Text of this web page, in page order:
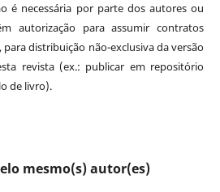
é necessária por parte dos autores ou
autorização para assumir contratos
distribuição não-exclusiva da versão
revista (ex.: publicar em repositório
de livro).
mesmo(s) autor(es)